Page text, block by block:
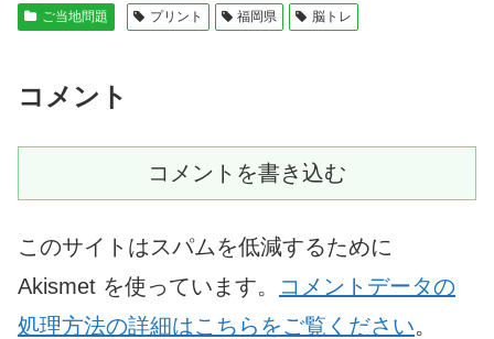
ご当地問題 プリント 福岡県 脳トレ
コメント
コメントを書き込む
このサイトはスパムを低減するために
Akismet を使っています。
コメントデータの
処理方法の詳細はこちらをご覧ください。